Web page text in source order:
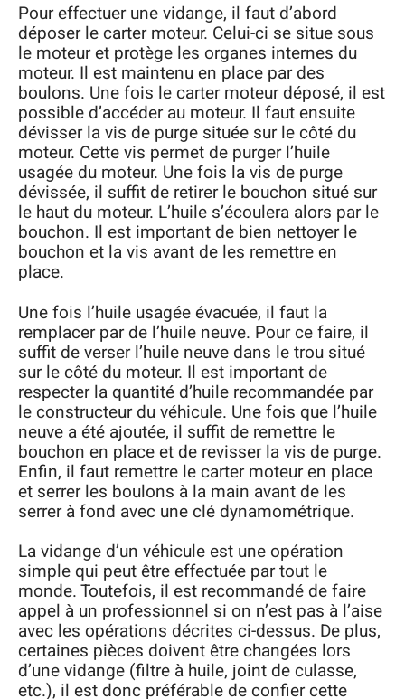
Pour effectuer une vidange, il faut d’abord
déposer le carter moteur. Celui-ci se situe sous
le moteur et protège les organes internes du
moteur. Il est maintenu en place par des
boulons. Une fois le carter moteur déposé, il est
possible d’accéder au moteur. Il faut ensuite
dévisser la vis de purge située sur le côté du
moteur. Cette vis permet de purger l’huile
usagée du moteur. Une fois la vis de purge
dévissée, il suffit de retirer le bouchon situé sur
le haut du moteur. L’huile s’écoulera alors par le
bouchon. Il est important de bien nettoyer le
bouchon et la vis avant de les remettre en
place.
Une fois l’huile usagée évacuée, il faut la
remplacer par de l’huile neuve. Pour ce faire, il
suffit de verser l’huile neuve dans le trou situé
sur le côté du moteur. Il est important de
respecter la quantité d’huile recommandée par
le constructeur du véhicule. Une fois que l’huile
neuve a été ajoutée, il suffit de remettre le
bouchon en place et de revisser la vis de purge.
Enfin, il faut remettre le carter moteur en place
et serrer les boulons à la main avant de les
serrer à fond avec une clé dynamométrique.
La vidange d’un véhicule est une opération
simple qui peut être effectuée par tout le
monde. Toutefois, il est recommandé de faire
appel à un professionnel si on n’est pas à l’aise
avec les opérations décrites ci-dessus. De plus,
certaines pièces doivent être changées lors
d’une vidange (filtre à huile, joint de culasse,
etc.), il est donc préférable de confier cette